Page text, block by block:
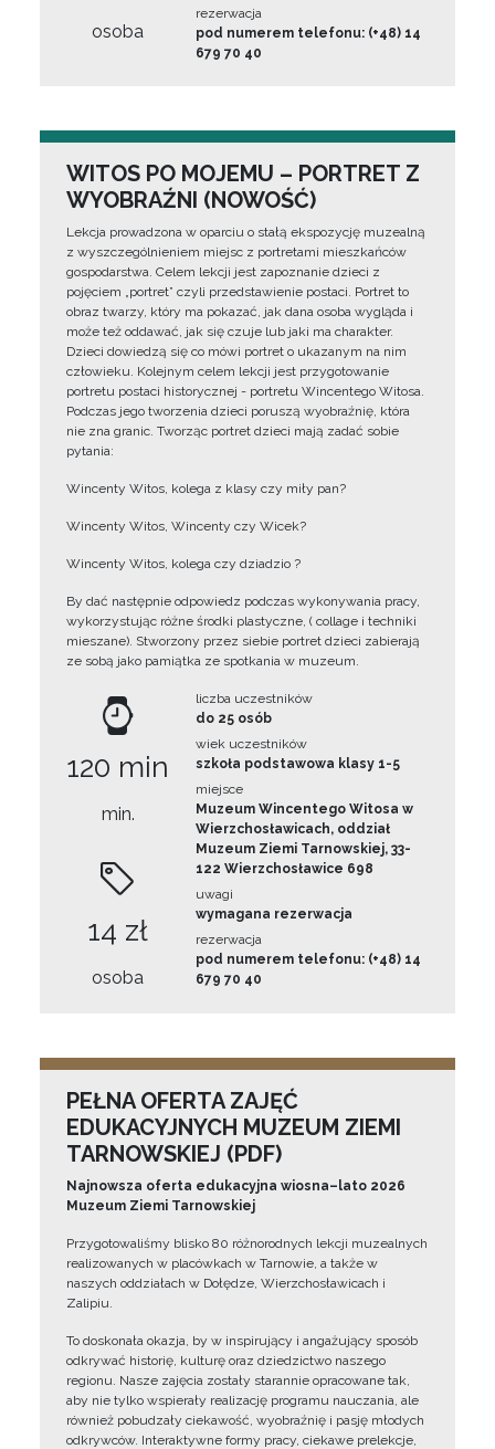
osoba
rezerwacja
pod numerem telefonu: (+48) 14
679 70 40
WITOS PO MOJEMU – PORTRET Z
WYOBRAŹNI (NOWOŚĆ)
Lekcja prowadzona w oparciu o stałą ekspozycję muzealną
z wyszczególnieniem miejsc z portretami mieszkańców
gospodarstwa. Celem lekcji jest zapoznanie dzieci z
pojęciem „portret” czyli przedstawienie postaci. Portret to
obraz twarzy, który ma pokazać, jak dana osoba wygląda i
może też oddawać, jak się czuje lub jaki ma charakter.
Dzieci dowiedzą się co mówi portret o ukazanym na nim
człowieku. Kolejnym celem lekcji jest przygotowanie
portretu postaci historycznej - portretu Wincentego Witosa.
Podczas jego tworzenia dzieci poruszą wyobraźnię, która
nie zna granic. Tworząc portret dzieci mają zadać sobie
pytania:
Wincenty Witos, kolega z klasy czy miły pan?
Wincenty Witos, Wincenty czy Wicek?
Wincenty Witos, kolega czy dziadzio ?
By dać następnie odpowiedz podczas wykonywania pracy,
wykorzystując różne środki plastyczne, ( collage i techniki
mieszane). Stworzony przez siebie portret dzieci zabierają
ze sobą jako pamiątka ze spotkania w muzeum.
120 min
min.
14 zł
osoba
liczba uczestników
do 25 osób
wiek uczestników
szkoła podstawowa klasy 1-5
miejsce
Muzeum Wincentego Witosa w
Wierzchosławicach, oddział
Muzeum Ziemi Tarnowskiej, 33-
122 Wierzchosławice 698
uwagi
wymagana rezerwacja
rezerwacja
pod numerem telefonu: (+48) 14
679 70 40
PEŁNA OFERTA ZAJĘĆ
EDUKACYJNYCH MUZEUM ZIEMI
TARNOWSKIEJ (PDF)
Najnowsza oferta edukacyjna wiosna–lato 2026
Muzeum Ziemi Tarnowskiej
Przygotowaliśmy blisko 80 różnorodnych lekcji muzealnych
realizowanych w placówkach w Tarnowie, a także w
naszych oddziałach w Dołędze, Wierzchosławicach i
Zalipiu.
To doskonała okazja, by w inspirujący i angażujący sposób
odkrywać historię, kulturę oraz dziedzictwo naszego
regionu. Nasze zajęcia zostały starannie opracowane tak,
aby nie tylko wspierały realizację programu nauczania, ale
również pobudzały ciekawość, wyobraźnię i pasję młodych
odkrywców. Interaktywne formy pracy, ciekawe prelekcje,